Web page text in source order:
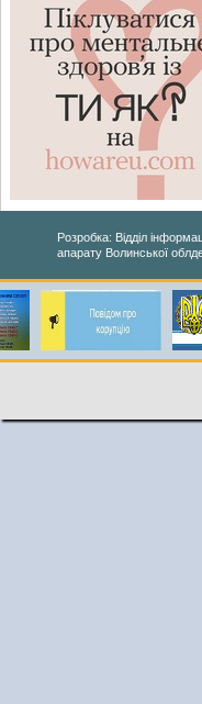
Розробка: Відділ
апарату Волинської